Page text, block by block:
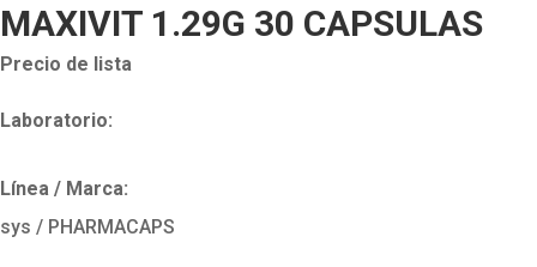
MAXIVIT 1.29G 30 CAPSULAS
Precio de lista
Laboratorio:
Línea / Marca:
sys / PHARMACAPS